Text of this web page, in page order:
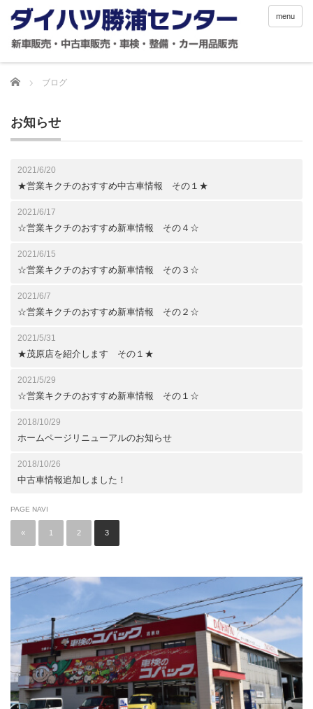
menu
Home ブログ
お知らせ
2021/6/20
★営業キクチのおすすめ中古車情報 その１★
2021/6/17
☆営業キクチのおすすめ新車情報 その４☆
2021/6/15
☆営業キクチのおすすめ新車情報 その３☆
2021/6/7
☆営業キクチのおすすめ新車情報 その２☆
2021/5/31
★茂原店を紹介します その１★
2021/5/29
☆営業キクチのおすすめ新車情報 その１☆
2018/10/29
ホームページリニューアルのお知らせ
2018/10/26
中古車情報追加しました！
PAGE NAVI
« 1 2 3